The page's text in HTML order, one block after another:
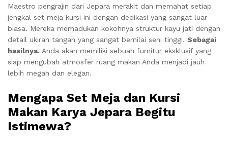
Maestro pengrajin dari Jepara merakit dan memahat setiap
jengkal set meja kursi ini dengan dedikasi yang sangat luar
biasa. Mereka memadukan kokohnya struktur kayu jati dengan
detail ukiran tangan yang sangat bernilai seni tinggi. Sebagai
hasilnya. Anda akan memiliki sebuah furnitur eksklusif yang
siap mengubah atmosfer ruang makan Anda menjadi jauh
lebih megah dan elegan.
Mengapa Set Meja dan Kursi
Makan Karya Jepara Begitu
Istimewa?